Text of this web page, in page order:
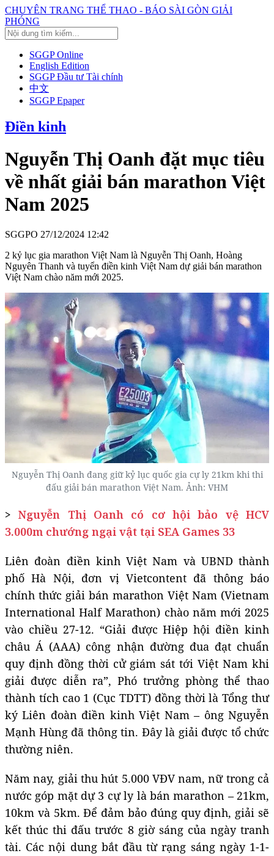
CHUYÊN TRANG THỂ THAO - BÁO SÀI GÒN GIẢI
PHÓNG
SGGP Online
English Edition
SGGP Đầu tư Tài chính
中文
SGGP Epaper
Điền kinh
Nguyễn Thị Oanh đặt mục tiêu
về nhất giải bán marathon Việt
Nam 2025
SGGPO 27/12/2024 12:42
2 kỷ lục gia marathon Việt Nam là Nguyễn Thị Oanh, Hoàng
Nguyên Thanh và tuyển điền kinh Việt Nam dự giải bán marathon
Việt Nam chào năm mới 2025.
Nguyễn Thị Oanh đang giữ kỷ lục quốc gia cự ly 21km khi thi
đấu giải bán marathon Việt Nam. Ảnh: VHM
>Nguyễn Thị Oanh có cơ hội bảo vệ HCV
3.000m chướng ngại vật tại SEA Games 33
Liên đoàn điền kinh Việt Nam và UBND thành
phố Hà Nội, đơn vị Vietcontent đã thông báo
chính thức giải bán marathon Việt Nam (Vietnam
International Half Marathon) chào năm mới 2025
vào chiều 27-12. “Giải được Hiệp hội điền kinh
châu Á (AAA) công nhận đường đua đạt chuẩn
quy định đồng thời cử giám sát tới Việt Nam khi
giải được diễn ra”, Phó trưởng phòng thể thao
thành tích cao 1 (Cục TDTT) đồng thời là Tổng thư
ký Liên đoàn điền kinh Việt Nam – ông Nguyễn
Mạnh Hùng đã thông tin. Đây là giải được tổ chức
thường niên.
Năm nay, giải thu hút 5.000 VĐV nam, nữ trong cả
nước góp mặt dự 3 cự ly là bán marathon – 21km,
10km và 5km. Để đảm bảo đúng quy định, giải sẽ
kết thúc thi đấu trước 8 giờ sáng của ngày tranh
tài. Các nội dung bắt đầu từ rạng sáng ngày 1-1-